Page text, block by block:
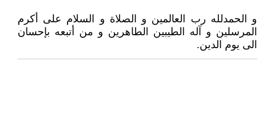
و الحمدلله رب العالمين و الصلاة و السلام على أكرم
المرسلين و آله الطيبين الطاهرين و من أتبعه بإحسان
الى يوم الدين.